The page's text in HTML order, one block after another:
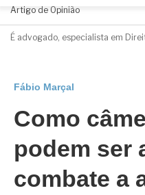
Artigo de Opinião
É advogado, especialista em
Fábio Marçal
Como
podem ser
combate a